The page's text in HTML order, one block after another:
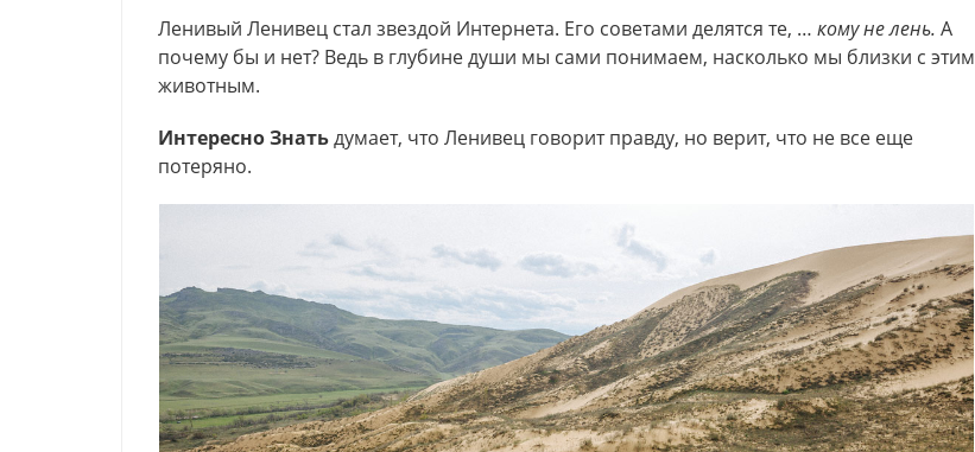
Ленивый Ленивец стал звездой Интернета. Его советами делятся те, … кому не лень. А
почему бы и нет? Ведь в глубине души мы сами понимаем, насколько мы близки с этим
животным.
Интересно Знатьдумает, что Ленивец говорит правду, но верит, что не все еще
потеряно.